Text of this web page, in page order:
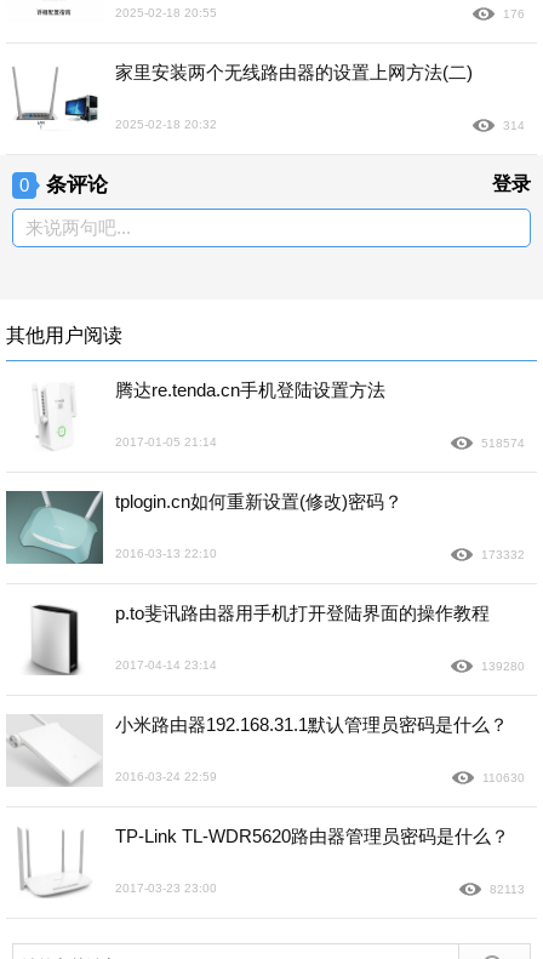
2025-02-18 20:55 176
家里安装两个无线路由器的设置上网方法(二)
2025-02-18 20:32 314
0 条评论 登录
来说两句吧...
其他用户阅读
腾达re.tenda.cn手机登陆设置方法
2017-01-05 21:14 518574
tplogin.cn如何重新设置(修改)密码？
2016-03-13 22:10 173332
p.to斐讯路由器用手机打开登陆界面的操作教程
2017-04-14 23:14 139280
小米路由器192.168.31.1默认管理员密码是什么？
2016-03-24 22:59 110630
TP-Link TL-WDR5620路由器管理员密码是什么？
2017-03-23 23:00 82113